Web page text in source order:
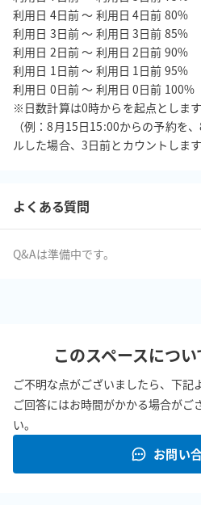
利用日 4日前 ～ 利用日 4日前 80%
利用日 3日前 ～ 利用日 3日前 85%
利用日 2日前 ～ 利用日 2日前 90%
利用日 1日前 ～ 利用日 1日前 95%
利用日 0日前 ～ 利用日 0日前 100%
※日数計算は0時からを起点とします
（例：8月15日15:00からの予約を
よくある質問
Q&Aは準備中です。
このスペースにつ
ご不明な点がございましたら、下記
ご回答にはお時間がかかる場合がご
い。
お問い